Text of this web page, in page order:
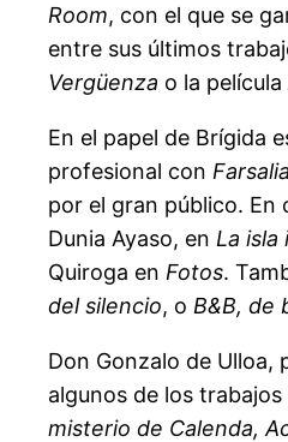
Room, con el que se
entre sus últimos
Vergüenza o la película
En el papel de Brígida
profesional con Farsalia
por el gran público. En
Dunia Ayaso, en La
Quiroga en Fotos.
del silencio, o B&B, de
Don Gonzalo de Ulloa,
algunos de los
misterio de Calenda,